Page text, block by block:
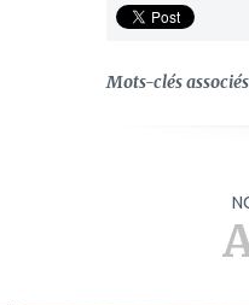
Mots-clés